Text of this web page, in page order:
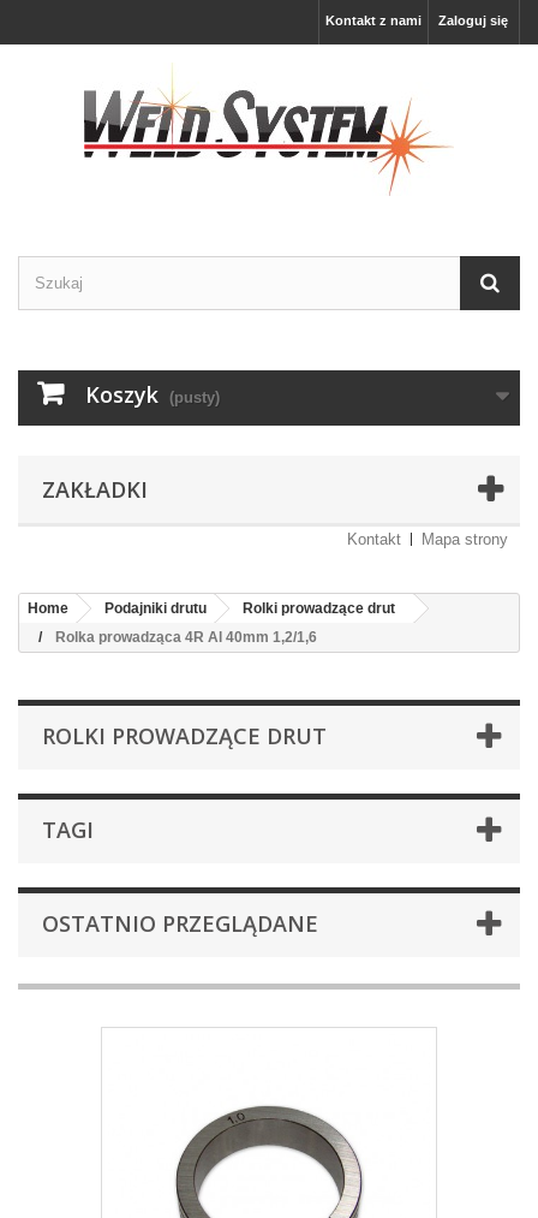
Zaloguj się
Kontakt z nami
Koszyk (pusty)
ZAKŁADKI
Kontakt Mapa strony
Home Podajniki drutu
Rolki prowadzące drut
Rolka prowadząca 4R Al 40mm 1,2/1,6
ROLKI PROWADZĄCE DRUT
TAGI
OSTATNIO PRZEGLĄDANE